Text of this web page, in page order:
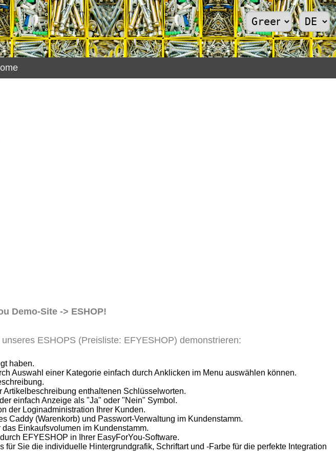
Demo-Site -> ESHOP!
ESHOPS (Preisliste: EFYESHOP) demonstrieren:
haben.
Auswahl einer Kategorie einfach durch Anklicken im Menu auswählen können.
enthaltenen Schlüsselworten.
einfach Anzeige als "Ja" oder "Nein" Symbol.
der Loginadministration Ihrer Kunden.
Caddy (Warenkorb) und Passwort-Verwaltung im Kundenstamm.
Einkaufsvolumen im Kundenstamm.
EFYESHOP in Ihrer EasyForYou-Software.
Sie die individuelle Hintergrundgrafik, Schriftart und -Farbe für die perfekte Integration